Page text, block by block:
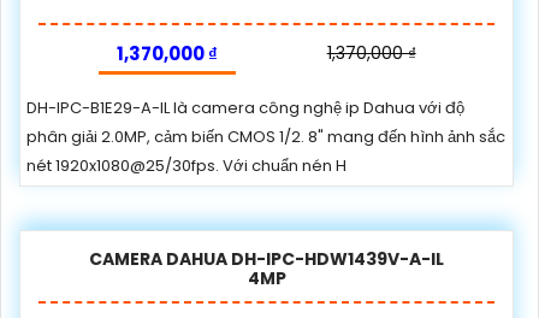
1,370,000 ₫ 1,370,000 ₫
DH-IPC-B1E29-A-IL là camera công nghệ ip Dahua với độ
phân giải 2.0MP, cảm biến CMOS 1/2. 8" mang đến hình ảnh sắc
nét 1920x1080@25/30fps. Với chuẩn nén H
CAMERA DAHUA DH-IPC-HDW1439V-A-IL
4MP